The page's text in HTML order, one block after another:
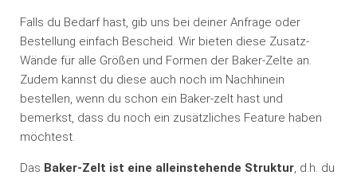
Falls du Bedarf hast, gib uns bei deiner Anfrage oder
Bestellung einfach Bescheid. Wir bieten diese Zusatz-
Wände für alle Größen und Formen der Baker-Zelte an.
Zudem kannst du diese auch noch im Nachhinein
bestellen, wenn du schon ein Baker-zelt hast und
bemerkst, dass du noch ein zusätzliches Feature haben
möchtest.
Das Baker-Zelt ist eine alleinstehende Struktur, d.h. du